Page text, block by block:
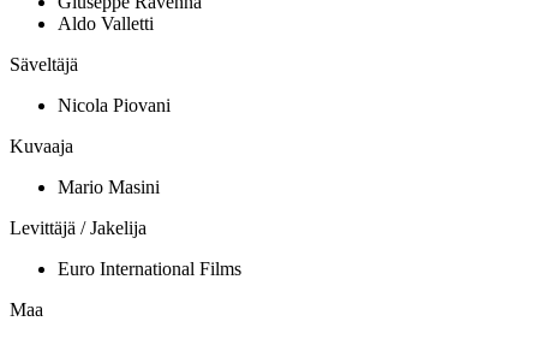
Aldo Valletti
Säveltäjä
Nicola Piovani
Kuvaaja
Mario Masini
Levittäjä / Jakelija
Euro International Films
Maa